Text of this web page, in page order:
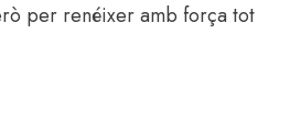
per renéixer amb força tot